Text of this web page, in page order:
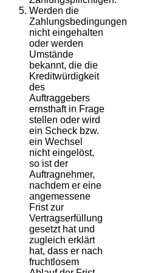
Werden die
Zahlungsbedingungen
nicht eingehalten
oder werden
Umstände
bekannt, die die
Kreditwürdigkeit
des
Auftraggebers
ernsthaft in Frage
stellen oder wird
ein Scheck bzw.
ein Wechsel
nicht eingelöst,
so ist der
Auftragnehmer,
nachdem er eine
angemessene
Frist zur
Vertragserfüllung
gesetzt hat und
zugleich erklärt
hat, dass er nach
fruchtlosem